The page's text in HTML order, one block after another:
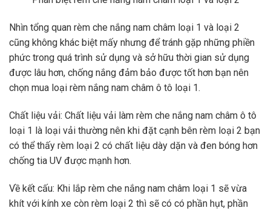
chống tia UV được mạnh hơn.
Về kết cấu: Khi lắp rèm che nắng nam châm loại 1 sẽ vừa
khít với kính xe còn rèm loại 2 thì sẽ có có phần hụt, phần
thừa… tuy không đáng kể thế nhưng dùng liên tục sẽ làm
Giá cả: Thông thường thì rèm che nắng nam châm ô tô loại 1
sở hữu một giá nhất định chứ không chênh lệch vài chục vài
trăm như rèm loại 2.
Bảo hành: Rèm che nắng nam châm trên ô tô loại 1 thông
thường sẽ được ghi rõ số điện thoại và địa chỉ của nơi bảo